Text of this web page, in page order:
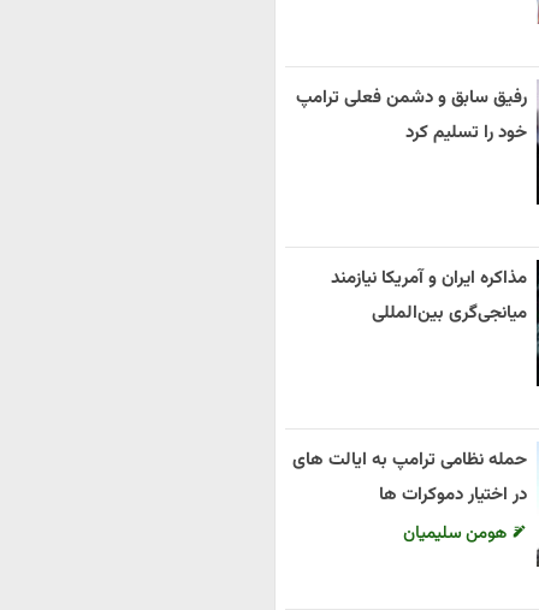
رفیق سابق و دشمن فعلی ترامپ
خود را تسلیم کرد
مذاکره ایران و آمریکا نیازمند
میانجی‌گری بین‌المللی
حمله نظامی ترامپ به ایالت های
در اختیار دموکرات ها
هومن سلیمیان